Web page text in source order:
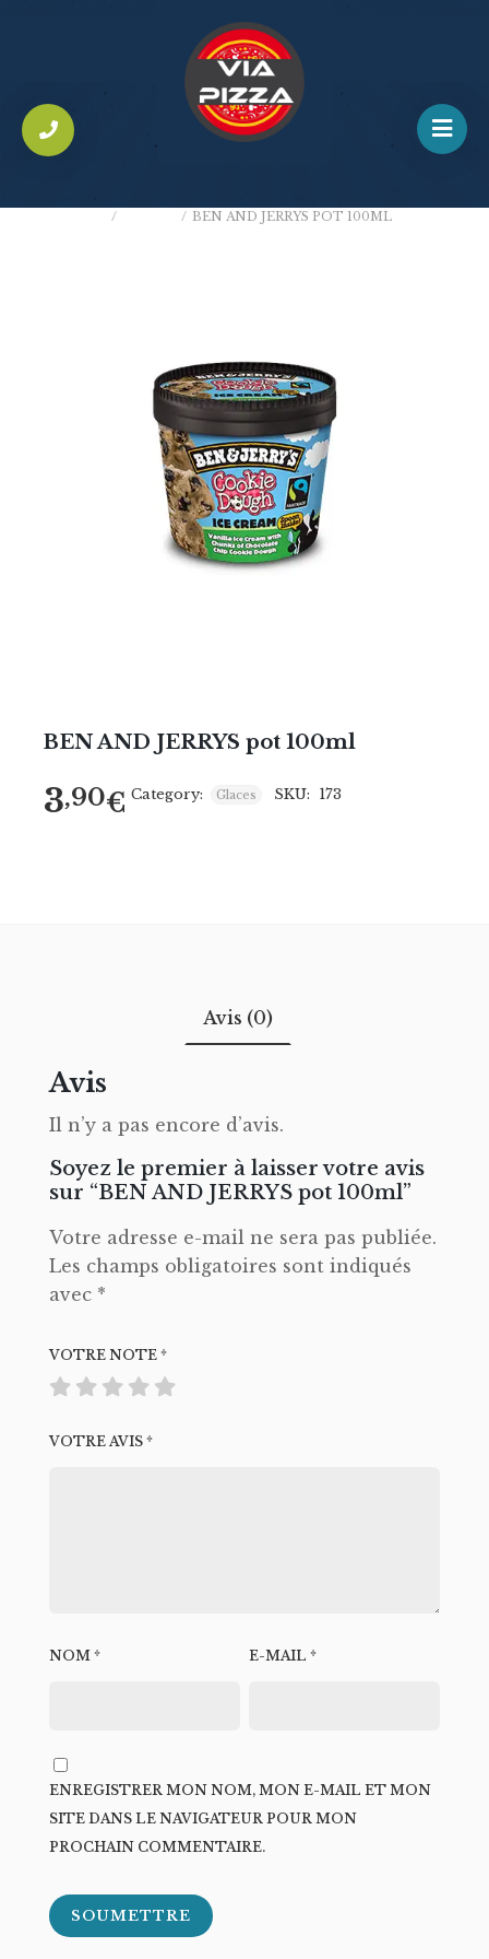
/ / BEN AND JERRYS POT 100ML
BEN AND JERRYS pot 100ml
3,90€ Category: Glaces SKU: 173
Avis (0)
Avis
Il n’y a pas encore d’avis.
Soyez le premier à laisser votre avis
sur “BEN AND JERRYS pot 100ml”
Votre adresse e-mail ne sera pas publiée.
Les champs obligatoires sont indiqués
avec *
VOTRE NOTE *
VOTRE AVIS *
NOM * E-MAIL *
ENREGISTRER MON NOM, MON E-MAIL ET MON
SITE DANS LE NAVIGATEUR POUR MON
PROCHAIN COMMENTAIRE.